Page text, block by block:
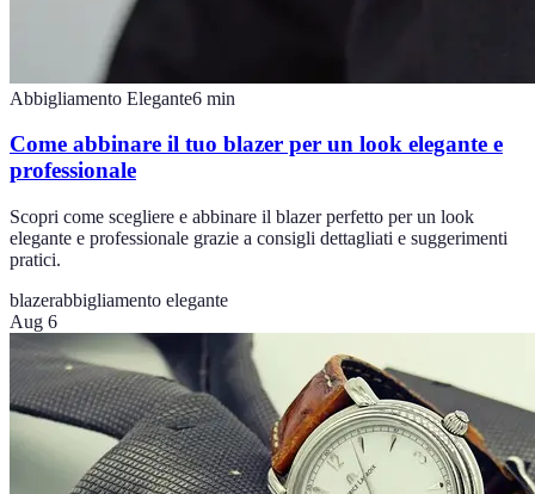
Abbigliamento Elegante6 min
Come abbinare il tuo blazer per un look elegante e
professionale
Scopri come scegliere e abbinare il blazer perfetto per un look
elegante e professionale grazie a consigli dettagliati e suggerimenti
pratici.
blazerabbigliamento elegante
Aug 6